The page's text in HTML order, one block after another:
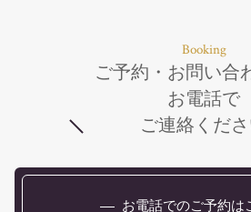
Booking
ご予約・お問い合
お電話で
ご連絡くだ
お電話でのご予約は